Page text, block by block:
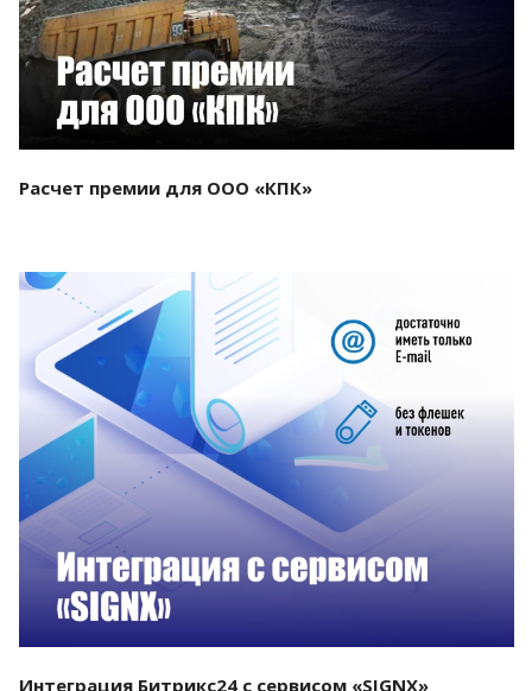
Расчет премии для ООО «КПК»
Смотреть проект
Интеграция Битрикс24 с сервисом «SIGNX»